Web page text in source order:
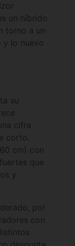
un híbrido
torno a un
y lo nuevo
su
una cifra
corto.
cm) con
que
y
por
con